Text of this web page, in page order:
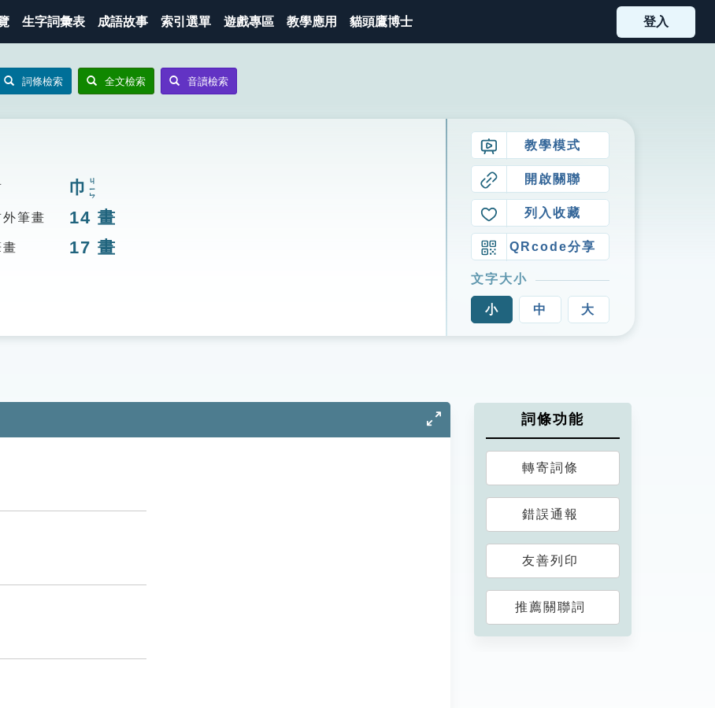
生字詞彙表 成語故事 索引選單 遊戲專區 教學應用 貓頭鷹博士 登入
詞條檢索 全文檢索 音讀檢索
巾 ㄐㄧㄣ
筆畫 14 畫
17 畫
教學模式
開啟關聯
列入收藏
QRcode分享
文字大小
小 中 大
詞條功能
轉寄詞條
錯誤通報
友善列印
推薦關聯詞